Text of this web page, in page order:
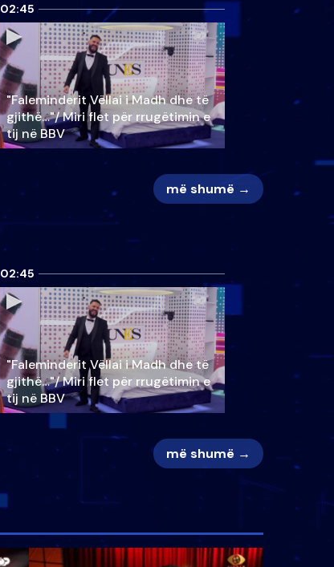
02:45
"Faleminderit Vëllai i Madh dhe të
gjithë…"/ Miri flet për rrugëtimin e
tij në BBV
më shumë →
02:45
"Faleminderit Vëllai i Madh dhe të
gjithë…"/ Miri flet për rrugëtimin e
tij në BBV
më shumë →